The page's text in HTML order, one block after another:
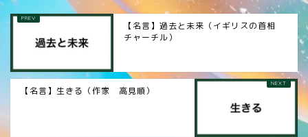
【名言】過去と未来（イギリスの首相
チャーチル）
【名言】生きる（作家 高見順）